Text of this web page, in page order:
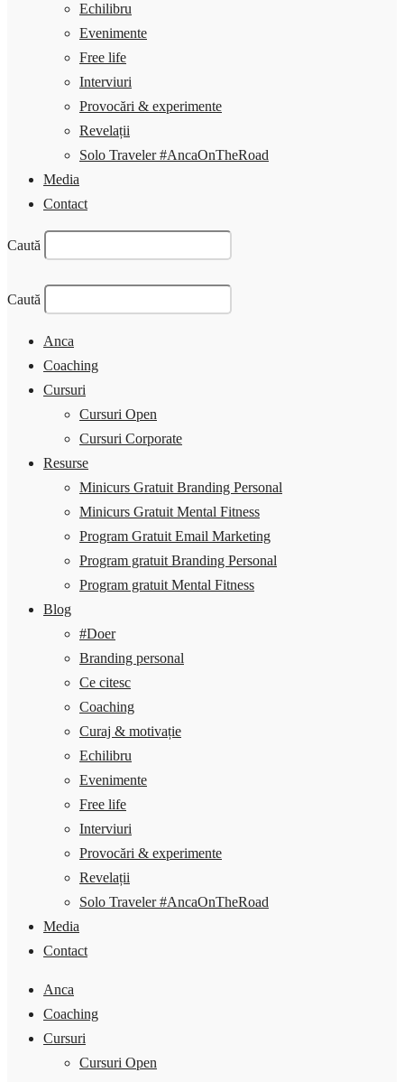
Echilibru
Evenimente
Free life
Interviuri
Provocări & experimente
Revelații
Solo Traveler #AncaOnTheRoad
Media
Contact
Caută
Caută
Anca
Coaching
Cursuri
Cursuri Open
Cursuri Corporate
Resurse
Minicurs Gratuit Branding Personal
Minicurs Gratuit Mental Fitness
Program Gratuit Email Marketing
Program gratuit Branding Personal
Program gratuit Mental Fitness
Blog
#Doer
Branding personal
Ce citesc
Coaching
Curaj & motivație
Echilibru
Evenimente
Free life
Interviuri
Provocări & experimente
Revelații
Solo Traveler #AncaOnTheRoad
Media
Contact
Anca
Coaching
Cursuri
Cursuri Open